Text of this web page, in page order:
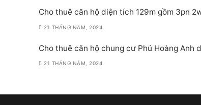
Cho thuê căn hộ diện tích 129m gồm 3pn
21 THÁNG NĂM, 2024
Cho thuê căn hộ chung cư Phú Hoàng
21 THÁNG NĂM, 2024